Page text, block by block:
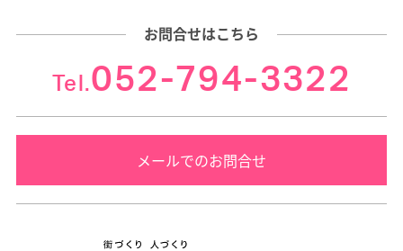
お問合せはこちら
Tel.052-794-3322
メールでのお問合せ